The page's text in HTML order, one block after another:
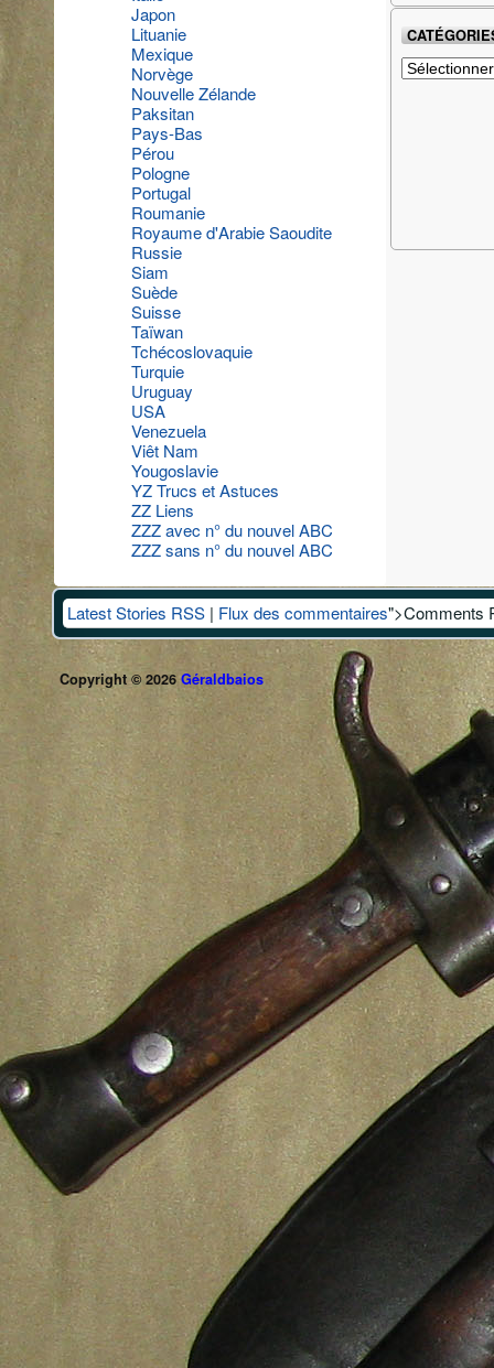
Japon
Lituanie
Mexique
Norvège
Nouvelle Zélande
Paksitan
Pays-Bas
Pérou
Pologne
Portugal
Roumanie
Royaume d'Arabie Saoudite
Russie
Siam
Suède
Suisse
Taïwan
Tchécoslovaquie
Turquie
Uruguay
USA
Venezuela
Viêt Nam
Yougoslavie
YZ Trucs et Astuces
ZZ Liens
ZZZ avec n° du nouvel ABC
ZZZ sans n° du nouvel ABC
Catégories
Latest Stories RSS | Flux des commentaires">Comments
Copyright © 2026 Géraldbaios